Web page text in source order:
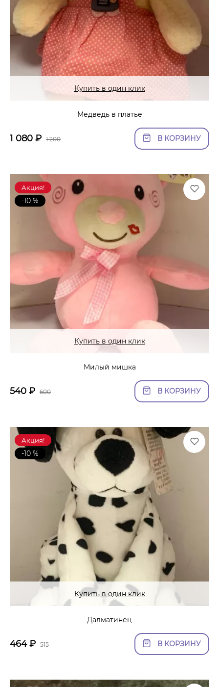
Купить в один клик
Медведь в платье
1 080 ₽ 1 200 В КОРЗИНУ
Акция!
-10 %
Купить в один клик
Милый мишка
540 ₽ 600 В КОРЗИНУ
Акция!
-10 %
Купить в один клик
Далматинец
464₽ 515 В КОРЗИНУ